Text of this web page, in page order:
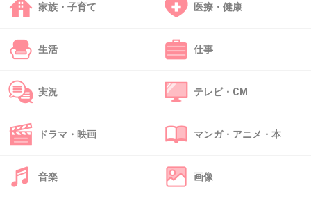
凄いお嬢様育ちなのになんでこんな残念な女に
1件の返信
+271
42. 匿名
お子さんはどっちが育ててるんだっけ？
生田さんのほうだったかな？
家族・子育て 医療・健康
生活 仕事
実況 テレビ・CM
ドラマ・映画 マンガ・アニメ・本
音楽 画像